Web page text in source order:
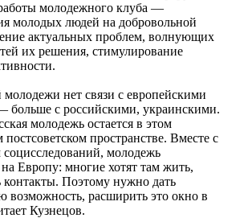
молодежного клуба —
молодых людей на добровольной
актуальных проблем, волнующих
их решения, стимулирование
молодежи нет связи с европейскими
больше с российскими, украинскими.
молодежь остается в этом
постсоветском пространстве. Вместе с
молодежь
Европу: многие хотят там жить,
контакты. Поэтому нужно дать
возможность, расширить это окно в
Кузнецов.